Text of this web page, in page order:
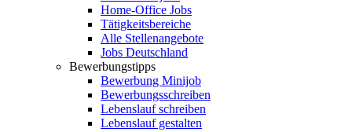
Home-Office Jobs
Tätigkeitsbereiche
Alle Stellenangebote
Jobs Deutschland
Bewerbungstipps
Bewerbung Minijob
Bewerbungsschreiben
Lebenslauf schreiben
Lebenslauf gestalten